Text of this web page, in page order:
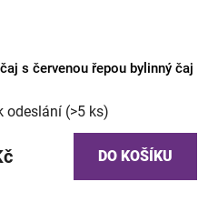
s červenou řepou bylinný čaj
odeslání (>5 ks)
DO KOŠÍKU